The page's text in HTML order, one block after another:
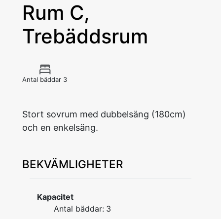
Rum C,
Trebäddsrum
Antal bäddar 3
Stort sovrum med dubbelsäng (180cm)
och en enkelsäng.
BEKVÄMLIGHETER
Kapacitet
Antal bäddar: 3